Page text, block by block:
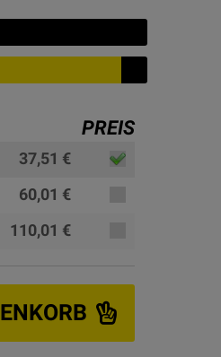
PREIS
37,51 €
60,01 €
110,01 €